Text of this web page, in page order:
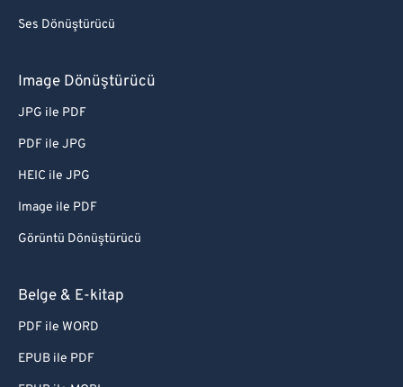
Ses Dönüştürücü
Image Dönüştürücü
JPG ile PDF
PDF ile JPG
HEIC ile JPG
Image ile PDF
Görüntü Dönüştürücü
Belge & E-kitap
PDF ile WORD
EPUB ile PDF